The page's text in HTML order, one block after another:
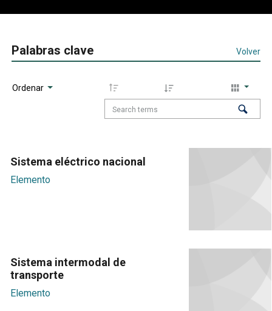
Palabras clave Volver
Ordenar
Sistema eléctrico nacional
Elemento
Sistema intermodal de
transporte
Elemento